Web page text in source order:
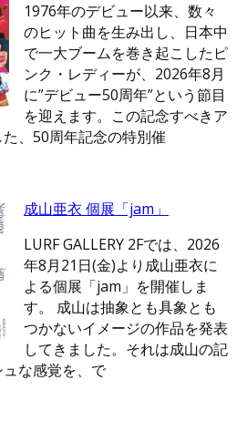
1976年のデビュー以来、数々
のヒット曲を生み出し、日本中
で一大ブームを巻き起こしたピ
ンク・レディーが、2026年8月
に”デビュー50周年”という節目
を迎えます。この記念すべきア
、50周年記念の特別催
成山亜衣 個展「jam」
LURF GALLERY 2Fでは、2026
年8月21日(金)より成山亜衣に
よる個展「jam」を開催しま
す。 成山は抽象とも具象とも
つかないイメージの作品を発表
してきました。それは成山の記
な感覚を、で